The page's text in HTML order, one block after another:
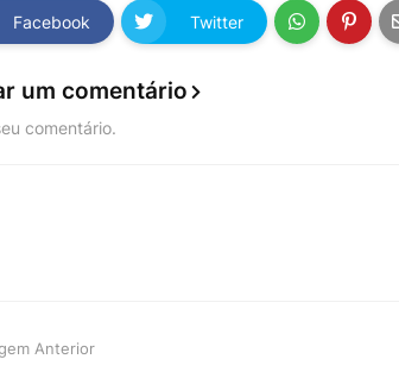
Facebook Twitter
um comentário
comentário.
Anterior